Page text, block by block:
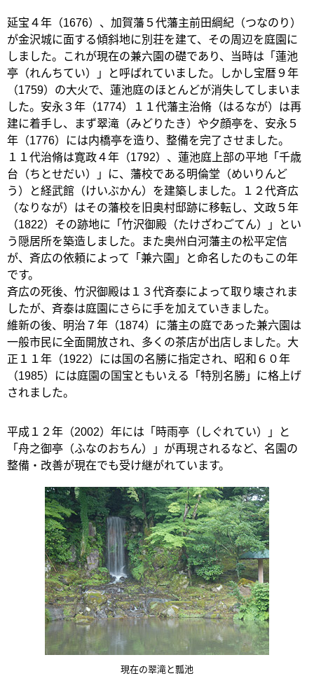
延宝４年（1676）、加賀藩５代藩主前田綱紀（つなのり）
が金沢城に面する傾斜地に別荘を建て、その周辺を庭園に
しました。これが現在の兼六園の礎であり、当時は「蓮池
亭（れんちてい）」と呼ばれていました。しかし宝暦９年
（1759）の大火で、蓮池庭のほとんどが消失してしまいま
した。安永３年（1774）１１代藩主治脩（はるなが）は再
建に着手し、まず翠滝（みどりたき）や夕顔亭を、安永５
年（1776）には内橋亭を造り、整備を完了させました。
１１代治脩は寛政４年（1792）、蓮池庭上部の平地「千歳
台（ちとせだい）」に、藩校である明倫堂（めいりんど
う）と経武館（けいぶかん）を建築しました。１２代斉広
（なりなが）はその藩校を旧奥村邸跡に移転し、文政５年
（1822）その跡地に「竹沢御殿（たけざわごてん）」とい
う隠居所を築造しました。また奥州白河藩主の松平定信
が、斉広の依頼によって「兼六園」と命名したのもこの年
です。
斉広の死後、竹沢御殿は１３代斉泰によって取り壊されま
したが、斉泰は庭園にさらに手を加えていきました。
維新の後、明治７年（1874）に藩主の庭であった兼六園は
一般市民に全面開放され、多くの茶店が出店しました。大
正１１年（1922）には国の名勝に指定され、昭和６０年
（1985）には庭園の国宝ともいえる「特別名勝」に格上げ
されました。
平成１２年（2002）年には「時雨亭（しぐれてい）」と
「舟之御亭（ふなのおちん）」が再現されるなど、名園の
整備・改善が現在でも受け継がれています。
現在の翠滝と瓢池